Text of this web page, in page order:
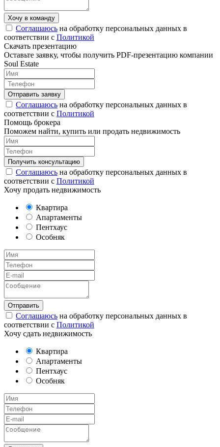
Соглашаюсь на обработку персональных данных в
соответствии с Политикой
Скачать презентацию
Оставьте заявку, чтобы получить PDF-презентацию компании
Soul Estate
Соглашаюсь на обработку персональных данных в
соответствии с Политикой
Помощь брокера
Поможем найти, купить или продать недвижимость
Соглашаюсь на обработку персональных данных в
соответствии с Политикой
Хочу продать недвижимость
Квартира
Апартаменты
Пентхаус
Особняк
Соглашаюсь на обработку персональных данных в
соответствии с Политикой
Хочу сдать недвижимость
Квартира
Апартаменты
Пентхаус
Особняк